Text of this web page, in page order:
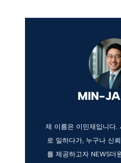
MIN-
제 이름은 이민재입니다.
로 일하다가, 누구나 신
를 제공하고자 NEWS더